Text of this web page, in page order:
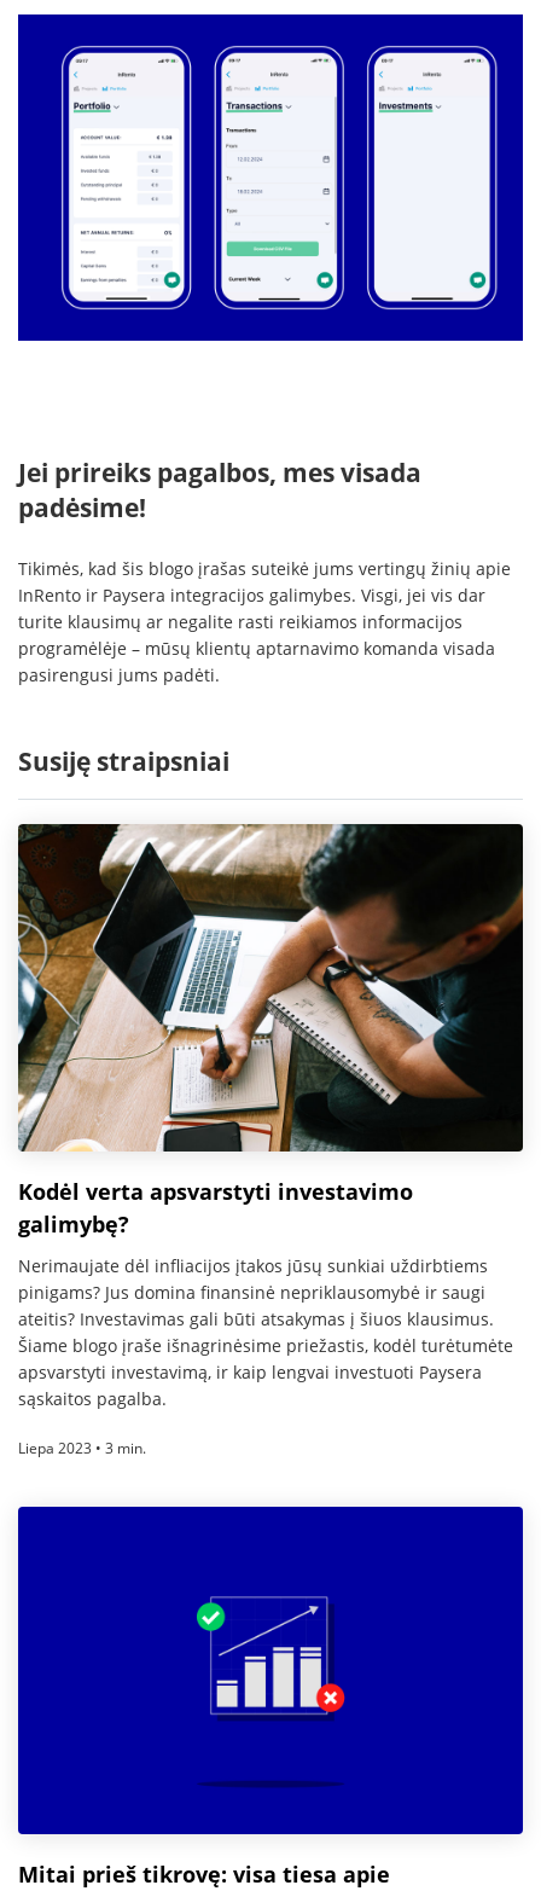
Jei prireiks pagalbos, mes visada
padėsime!
Tikimės, kad šis blogo įrašas suteikė jums vertingų žinių apie
InRento ir Paysera integracijos galimybes. Visgi, jei vis dar
turite klausimų ar negalite rasti reikiamos informacijos
programėlėje – mūsų klientų aptarnavimo komanda visada
pasirengusi jums padėti.
Susiję straipsniai
Kodėl verta apsvarstyti investavimo
galimybę?
Nerimaujate dėl infliacijos įtakos jūsų sunkiai uždirbtiems
pinigams? Jus domina finansinė nepriklausomybė ir saugi
ateitis? Investavimas gali būti atsakymas į šiuos klausimus.
Šiame blogo įraše išnagrinėsime priežastis, kodėl turėtumėte
apsvarstyti investavimą, ir kaip lengvai investuoti Paysera
sąskaitos pagalba.
Liepa 2023 • 3 min.
Mitai prieš tikrovę: visa tiesa apie